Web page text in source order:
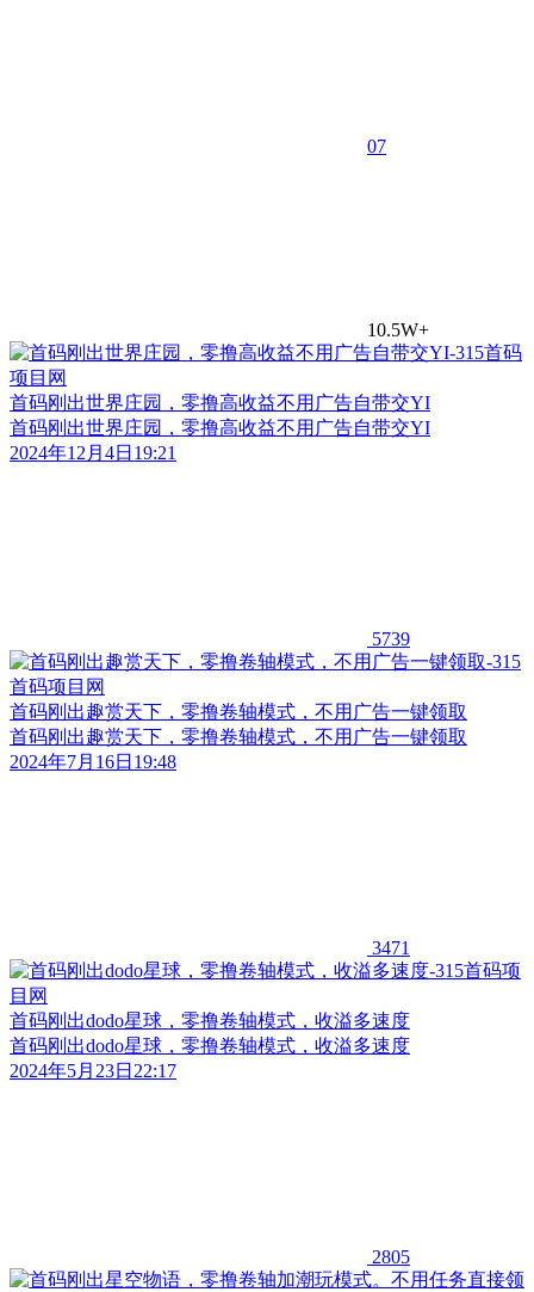
07
10.5W+
首码刚出世界庄园，零撸高收益不用广告自带交YI
首码刚出世界庄园，零撸高收益不用广告自带交YI
2024年12月4日19:21
5739
首码刚出趣赏天下，零撸卷轴模式，不用广告一键领取
首码刚出趣赏天下，零撸卷轴模式，不用广告一键领取
2024年7月16日19:48
3471
首码刚出dodo星球，零撸卷轴模式，收溢多速度
首码刚出dodo星球，零撸卷轴模式，收溢多速度
2024年5月23日22:17
2805